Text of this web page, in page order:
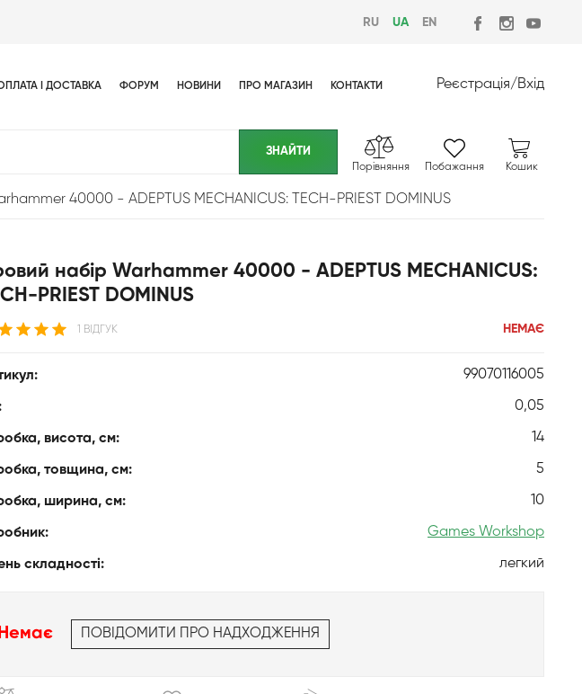
RU UA EN
І ДОСТАВКА ФОРУМ НОВИНИ ПРО МАГАЗИН КОНТАКТИ Реєстрація/Вхід
Порівняння Побажання Кошик
40000 - ADEPTUS MECHANICUS: TECH-PRIEST DOMINUS
набір Warhammer 40000 - ADEPTUS MECHANICUS:
PRIEST DOMINUS
1 ВІДГУК НЕМАЄ
99070116005
0,05
висота, см: 14
товщина, см: 5
ширина, см: 10
Games Workshop
складності: легкий
ПОВІДОМИТИ ПРО НАДХОДЖЕННЯ